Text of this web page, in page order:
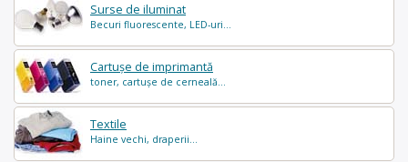
Surse de iluminat
Becuri fluorescente, LED-uri...
Cartușe de imprimantă
toner, cartușe de cerneală...
Textile
Haine vechi, draperii...